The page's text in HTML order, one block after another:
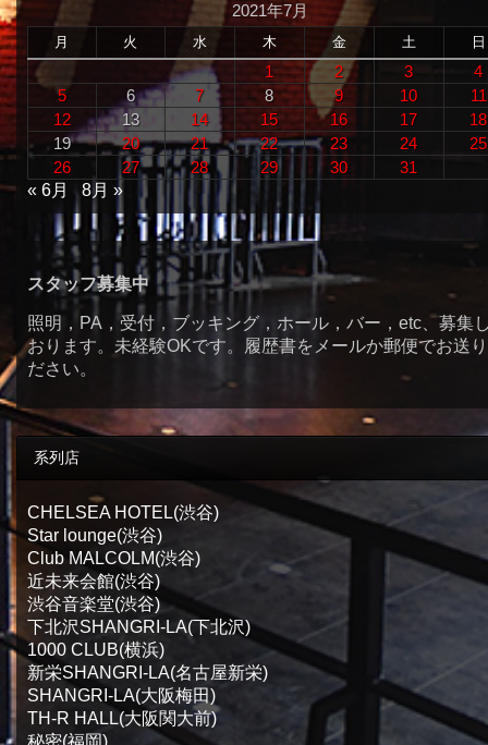
2021年7月
月 火 水 木 金 土 日
1 2 3
4
5
6 7 8 9 10
11
12
13 14 15 16 17
18
19
20 21 22 23 24
25
26
27 28 29 30
31
« 6月
8月 »
スタッフ募集中
照明，PA，受付，ブッキング，ホール，バー，etc、募集
おります。未経験OKです。履歴書をメールか郵便でお送
ださい。
系列店
CHELSEA HOTEL(渋谷)
Star lounge(渋谷)
Club MALCOLM(渋谷)
近未来会館(渋谷)
渋谷音楽堂(渋谷)
下北沢SHANGRI-LA(下北沢)
1000 CLUB(横浜)
新栄SHANGRI-LA(名古屋新栄)
SHANGRI-LA(大阪梅田)
TH-R HALL(大阪関大前)
秘密(福岡)